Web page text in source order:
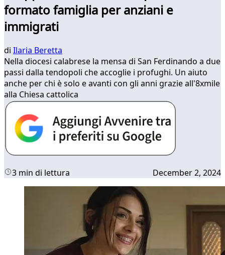
formato famiglia per anziani e
immigrati
di Ilaria Beretta
Nella diocesi calabrese la mensa di San Ferdinando a due
passi dalla tendopoli che accoglie i profughi. Un aiuto
anche per chi è solo e avanti con gli anni grazie all'8xmile
alla Chiesa cattolica
3 min di lettura December 2, 2024